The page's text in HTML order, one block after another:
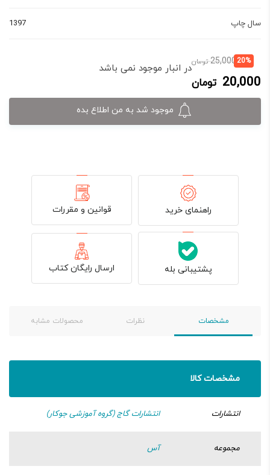
سال چاپ 1397
20%
25,000 تومانقیمت
اصلی:
20,000 تومان
قیمت
فعلی:
20,000 تومان.
در انبار موجود نمی باشد
موجود شد به من اطلاع بده
راهنمای خرید قوانین و مقررات
پشتیبانی بله ارسال رایگان کتاب
مشخصات نظرات محصولات مشابه
مشخصات کالا
انتشارات انتشارات گاج (گروه آموزشی جوکار)
مجموعه آس